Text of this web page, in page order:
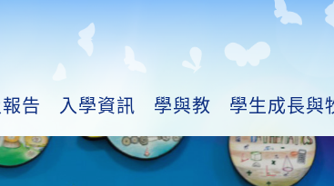
告 入學資訊 學與教 學生成長與